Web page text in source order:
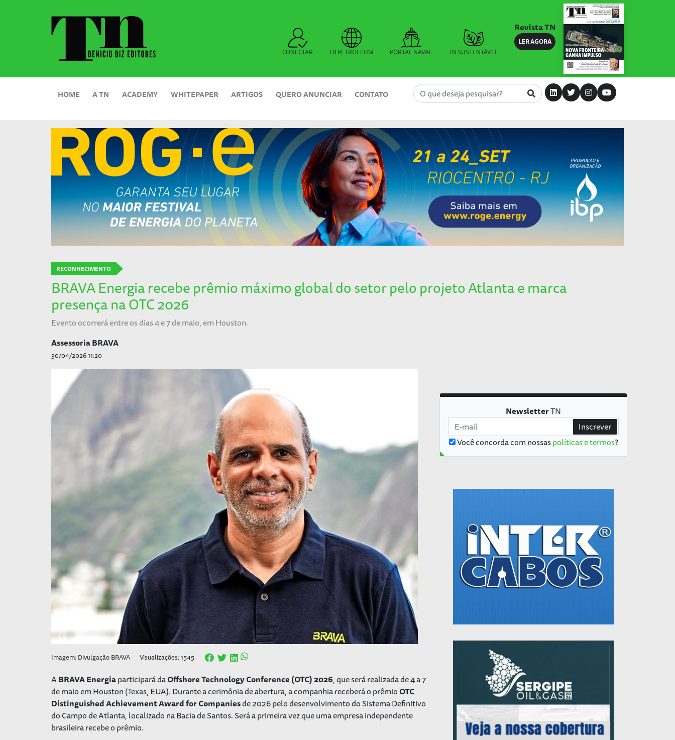
CONECTAR TB PETROLEUM PORTAL NAVAL TN SUSTENTÁVEL
Revista TN
LER AGORA
HOME A TN ACADEMY WHITEPAPER ARTIGOS QUERO ANUNCIAR CONTATO
RECONHECIMENTO
BRAVA Energia recebe prêmio máximo global do setor pelo projeto Atlanta e marca
presença na OTC 2026
Evento ocorrerá entre os dias 4 e 7 de maio, em Houston.
Assessoria BRAVA
30/04/2026 11:20
Imagem: Divulgação BRAVA Visualizações: 1545
ABRAVA Energiaparticipará daOffshore Technology Conference (OTC) 2026, que será realizada de 4 a 7
de maio em Houston (Texas, EUA). Durante a cerimônia de abertura, a companhia receberá o prêmioOTC
Distinguished Achievement Award for Companiesde 2026 pelo desenvolvimento do Sistema Definitivo
do Campo de Atlanta, localizado na Bacia de Santos. Será a primeira vez que uma empresa independente
brasileira recebe o prêmio.
NewsletterTN
Você concorda com nossaspolíticas e termos?
Inscrever